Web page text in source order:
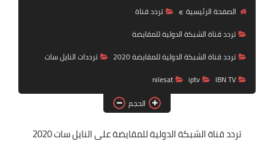
iptv
ترددات النايل سات
الصفحة الرئيسية
تردد قناة
تردد قناة الشبكة الدولية للمقايضة
تردد قناة الشبكة الدولية للمقايضة 2020
ترددات النايل سات
IBN TV
iptv
nilesat
الحجم
تردد قناة الشبكة الدولية للمقايضةعلى النايل سات 2020